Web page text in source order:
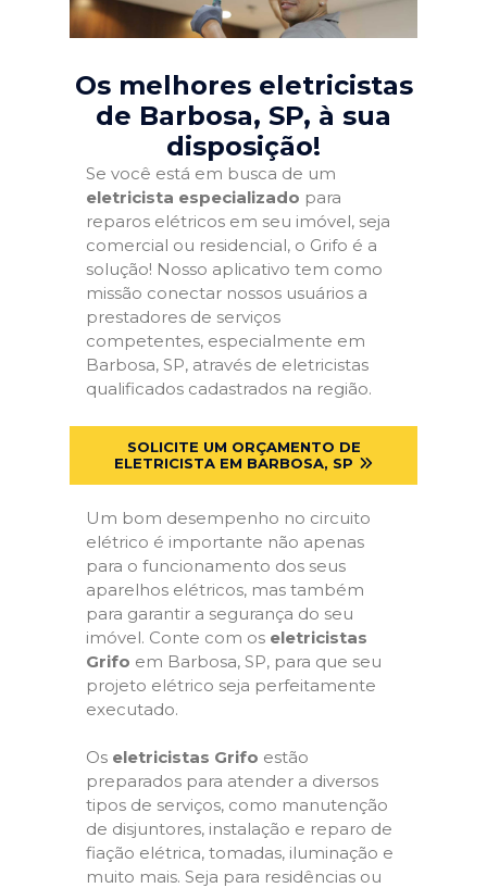
Os melhores eletricistas
de Barbosa, SP, à sua
disposição!
Se você está em busca de um
eletricista especializado para
reparos elétricos em seu imóvel, seja
comercial ou residencial, o Grifo é a
solução! Nosso aplicativo tem como
missão conectar nossos usuários a
prestadores de serviços
competentes, especialmente em
Barbosa, SP, através de eletricistas
qualificados cadastrados na região.
SOLICITE UM ORÇAMENTO DE
ELETRICISTA EM BARBOSA, SP
Um bom desempenho no circuito
elétrico é importante não apenas
para o funcionamento dos seus
aparelhos elétricos, mas também
para garantir a segurança do seu
imóvel. Conte com os eletricistas
Grifo em Barbosa, SP, para que seu
projeto elétrico seja perfeitamente
executado.
Os eletricistas Grifo estão
preparados para atender a diversos
tipos de serviços, como manutenção
de disjuntores, instalação e reparo de
fiação elétrica, tomadas, iluminação e
muito mais. Seja para residências ou